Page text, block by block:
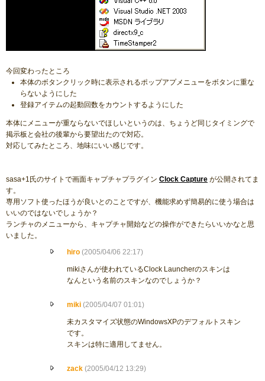
今回変わったところ
本体のボタンクリック時に表示されるポップアプメニューをボタンに重な
らないようにした
登録アイテムの起動回数をカウントするようにした
本体にメニューが重ならないでほしいというのは、ちょうど同じタイミングで
掲示板と会社の後輩から要望出たので対応。
対応してみたところ、地味にいい感じです。
sasa+1氏のサイトで画面キャプチャプラグイン Clock Capture が公開されてま
す。
専用ソフト使ったほうが良いとのことですが、機能求めず簡易的に使う場合は
いいのではないでしょうか？
ランチャのメニューから、キャプチャ開始などの操作ができたらいいかなと思
いました。
hiro (2005/04/06 22:17)
mikiさんが使われているClock Launcherのスキンは
なんという名前のスキンなのでしょうか？
miki (2005/04/07 01:01)
未カスタマイズ状態のWindowsXPのデフォルトスキン
です。
スキンは特に適用してません。
zack (2005/04/12 13:29)